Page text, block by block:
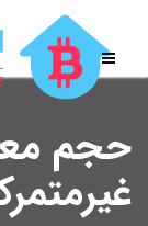
حجم